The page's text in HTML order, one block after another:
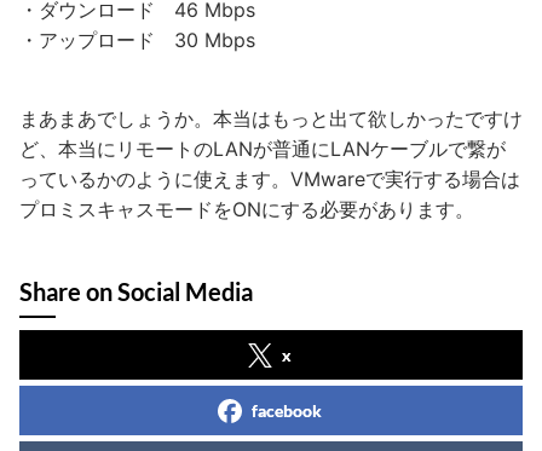
・ダウンロード 46 Mbps
・アップロード 30 Mbps
まあまあでしょうか。本当はもっと出て欲しかったですけ
ど、本当にリモートのLANが普通にLANケーブルで繋が
っているかのように使えます。VMwareで実行する場合は
プロミスキャスモードをONにする必要があります。
Share on Social Media
x
facebook